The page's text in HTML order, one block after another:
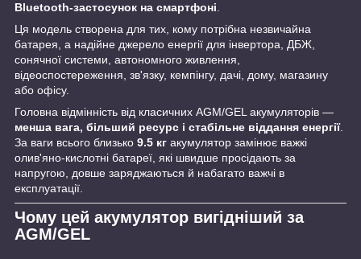
Bluetooth-застосунок на смартфоні.
Ця модель створена для тих, кому потрібна незвичайна
батарея, а надійне джерело енергії для інвертора, ДБЖ,
сонячної системи, автономного живлення,
відеоспостереження, зв'язку, кемпінгу, дачі, дому, магазину
або офісу.
Головна відмінність від класичних AGM/GEL акумуляторів —
менша вага, більший ресурс і стабільне віддання енергії.
За ваги всього близько 9.5 кг акумулятор замінює важкі
олив'яно-кислотні батареї, які швидше просідають за
напругою, довше заряджаються й набагато важчі в
експлуатації.
Чому цей акумулятор вигідніший за
AGM/GEL